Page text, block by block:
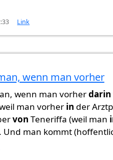
Link
zuvonGast (nicht
wenn man vorher
wenn man vorherdarin
man vorher in der
von Teneriffa (weil man
Und man kommt